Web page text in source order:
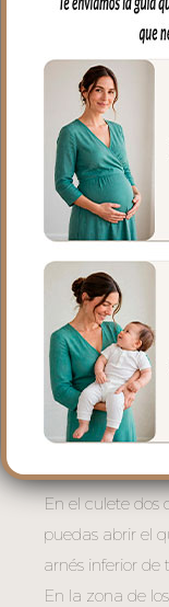
con una
lleva las cintas
capota va unida
usar la trasera.
sujeción
conseguir que
sujeta al
pasas por las
el respaldo
posterior y se
Las aberturas
ojales en el
de arenes de
Abertura en el
permitir plegar
de libro.
En el culete dos
puedas abrir el
arnés inferior de
En la zona de